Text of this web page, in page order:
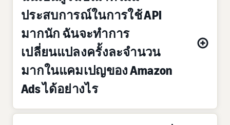
ประสบการณ์ในการใช้ API
มากนัก ฉันจะทำการ
เปลี่ยนแปลงครั้งละจำนวน
มากในแคมเปญของ Amazon
Ads ได้อย่างไร